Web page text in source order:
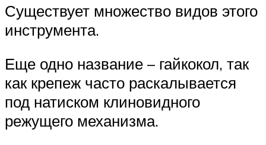
Существует множество видов этого
инструмента.
Еще одно название – гайкокол, так
как крепеж часто раскалывается
под натиском клиновидного
режущего механизма.